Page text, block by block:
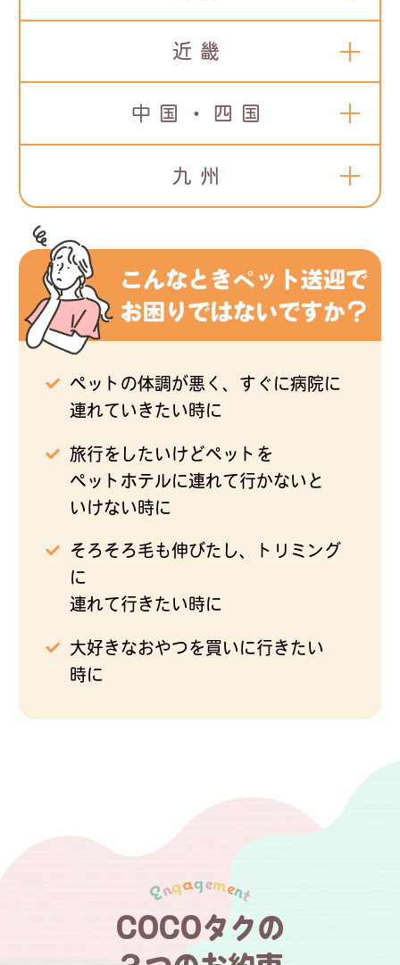
近畿
中国・四国
九州
ペットの体調が悪く、すぐに病院に
連れていきたい時に
旅行をしたいけどペットを
ペットホテルに連れて行かないと
いけない時に
そろそろ毛も伸びたし、トリミング
に
連れて行きたい時に
大好きなおやつを買いに行きたい
時に
COCOタクの